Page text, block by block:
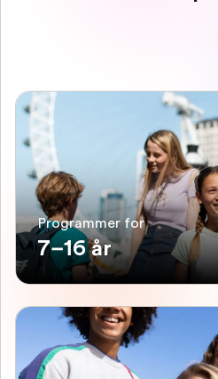
Programmer for
7–16 år